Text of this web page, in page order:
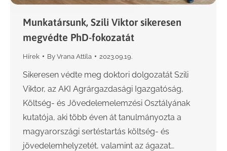
Munkatársunk, Szili Viktor sikeresen
megvédte PhD-fokozatát
Hírek By Vrana Attila 2023.09.19.
Sikeresen védte meg doktori dolgozatát Szili
Viktor, az AKI Agrárgazdasági Igazgatóság,
Költség- és Jövedelemelemzési Osztályának
kutatója, aki több éven át tanulmányozta a
magyarországi sertéstartás költség- és
jövedelemhelyzetét, valamint az ágazat…